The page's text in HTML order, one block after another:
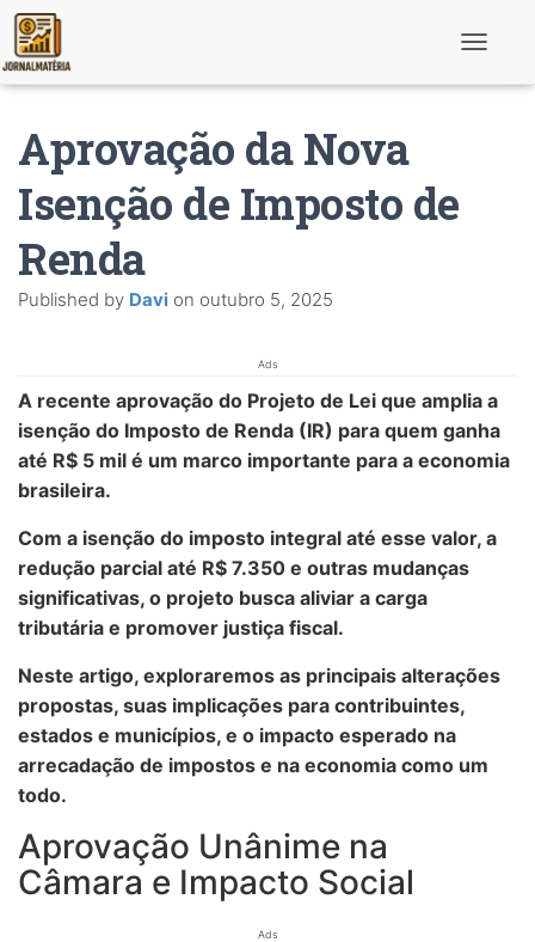
Aprovação da Nova
Isenção de Imposto de
Renda
Published by Davi on outubro 5, 2025
Ads
A recente aprovação do Projeto de Lei que amplia a
isenção do Imposto de Renda (IR) para quem ganha
até R$ 5 mil é um marco importante para a economia
brasileira.
Com a isenção do imposto integral até esse valor, a
redução parcial até R$ 7.350 e outras mudanças
significativas, o projeto busca aliviar a carga
tributária e promover justiça fiscal.
Neste artigo, exploraremos as principais alterações
propostas, suas implicações para contribuintes,
estados e municípios, e o impacto esperado na
arrecadação de impostos e na economia como um
todo.
Aprovação Unânime na
Câmara e Impacto Social
Ads